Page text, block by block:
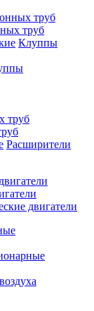
труб
Клуппы
Расширители
двигатели